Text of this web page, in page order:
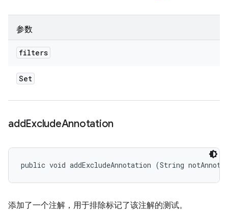
参数
filters
Set
addExcludeAnnotation
public void addExcludeAnnotation (String
添加了一个注解，用于排除标记了该注解的测试。